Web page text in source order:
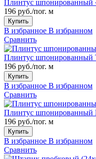
Плинтус шпонированный
196 руб./пог. м
Купить
В избранное В избранном
Сравнить
Плинтус шпонированный
196 руб./пог. м
Купить
В избранное В избранном
Сравнить
Плинтус шпонированный
196 руб./пог. м
Купить
В избранное В избранном
Сравнить